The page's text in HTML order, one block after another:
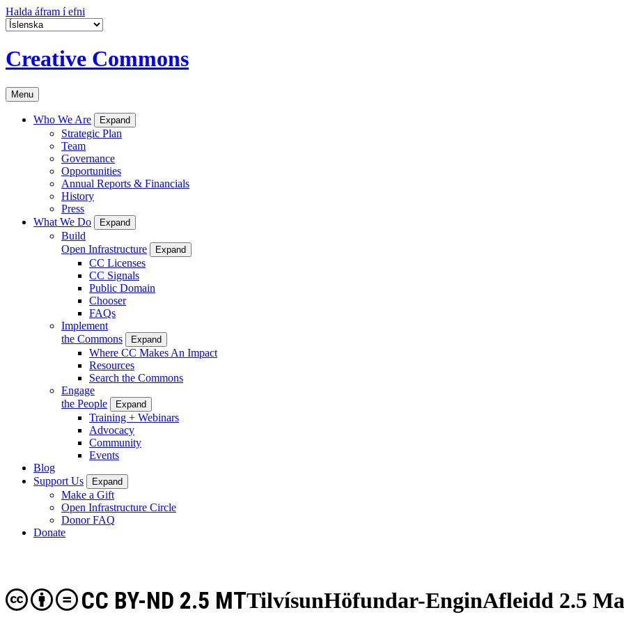
Halda áfram í efni
Creative Commons
Menu
Who We Are Expand
Strategic Plan
Team
Governance
Opportunities
Annual Reports & Financials
History
Press
What We Do
Expand
Build
Open Infrastructure
Expand
CC Licenses
CC Signals
Public Domain
Chooser
FAQs
Implement
the Commons
Expand
Where CC Makes An Impact
Resources
Search the Commons
Engage
the People
Expand
Training + Webinars
Advocacy
Community
Events
Blog
Support Us
Expand
Make a Gift
Open Infrastructure Circle
Donor FAQ
Donate
TilvísunHöfundar-EnginAfleidd 2.5
CC BY-ND 2.5 MT